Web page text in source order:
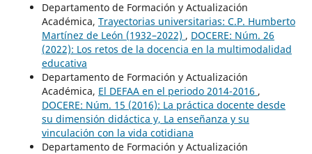
Departamento de Formación y Actualización
Académica, Trayectorias universitarias: C.P. Humberto
Martínez de León (1932–2022) , DOCERE: Núm. 26
(2022): Los retos de la docencia en la multimodalidad
educativa
Departamento de Formación y Actualización
Académica, El DEFAA en el periodo 2014-2016 ,
DOCERE: Núm. 15 (2016): La práctica docente desde
su dimensión didáctica y, La enseñanza y su
vinculación con la vida cotidiana
Departamento de Formación y Actualización